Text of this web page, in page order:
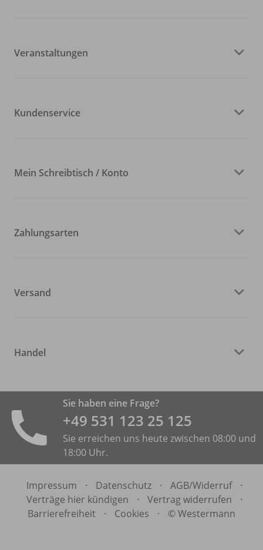
Veranstaltungen
Kundenservice
Mein Schreibtisch / Konto
Zahlungsarten
Versand
Handel
Sie haben eine Frage?
+49 531 ­123 25 125
Sie erreichen uns heute zwischen 08:00 und
18:00 Uhr.
Impressum · Datenschutz · AGB/Widerruf
·
Verträge hier kündigen
· Vertrag widerrufen
·
Barrierefreiheit
· Cookies · © Westermann